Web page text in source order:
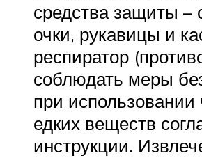
средства защиты –
очки, рукавицы и
респиратор
соблюдать меры
при
едких веществ
инструкции.